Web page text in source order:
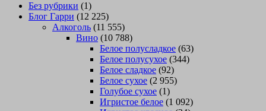
Без рубрики (1)
Блог Гарри (12 225)
Алкоголь (11 555)
Вино (10 788)
Белое полусладкое (63)
Белое полусухое (344)
Белое сладкое (92)
Белое сухое (2 955)
Голубое сухое (1)
Игристое белое (1 092)